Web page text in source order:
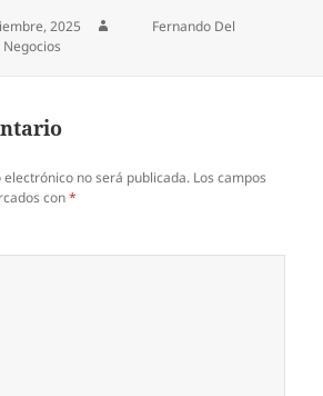
2025
Fernando Del
Negocios
no será publicada. Los campos
con*